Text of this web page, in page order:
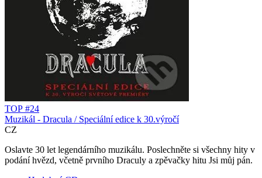
TOP #24
Muzikál - Dracula / Speciální edice k 30.výročí
CZ
Oslavte 30 let legendárního muzikálu. Poslechněte si všechny hity v
podání hvězd, včetně prvního Draculy a zpěvačky hitu Jsi můj pán.